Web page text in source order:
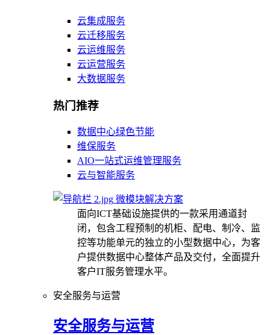
云集成服务
云迁移服务
云运维服务
云运营服务
大数据服务
热门推荐
数据中心绿色节能
维保服务
AIO一站式运维管理服务
云与智能服务
微模块解决方案
面向ICT基础设施提供的一款采用通道封
闭，包含工程预制的机柜、配电、制冷、监
控等功能单元的独立的小型数据中心，为客
户提供数据中心整体产品及交付，全面提升
客户IT服务管理水平。
安全服务与运营
安全服务与运营